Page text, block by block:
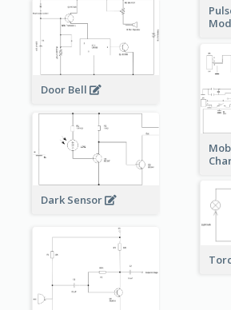
Door Bell
Dark Sensor